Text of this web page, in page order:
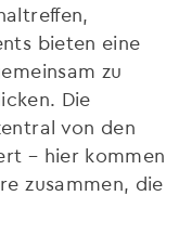
bieten eine
zu
Die
von den
– hier kommen
zusammen, die